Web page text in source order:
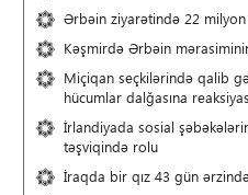
Ərbəin ziyarətində 22 milyon
Kəşmirdə Ərbəin
Miçiqan seçkilərində qalib
hücumlar dalğasına
İrlandiyada sosial
təşviqində rolu
İraqda bir qız 43 gün